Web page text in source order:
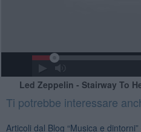
Led Zeppelin - Stairway To
Ti potrebbe interessare
Articoli dal Blog “Musica e